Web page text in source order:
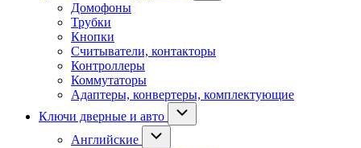
Домофоны
Трубки
Кнопки
Считыватели, контакторы
Контроллеры
Коммутаторы
Адаптеры, конвертеры, комплектующие
Ключи дверные и авто
Английские